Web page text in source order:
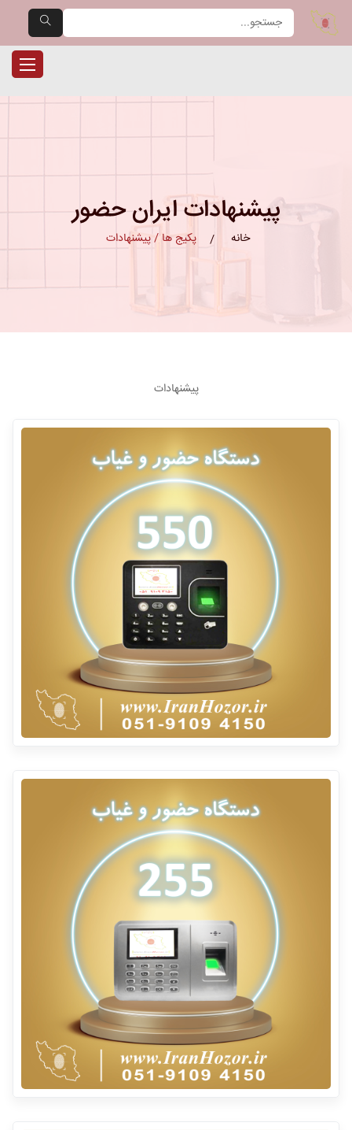
ایران حضور — مرجع تخصصی
ناوبری
پیشنهادات ایران حضور
خانه پکیج ها / پیشنهادات
پیشنهادات